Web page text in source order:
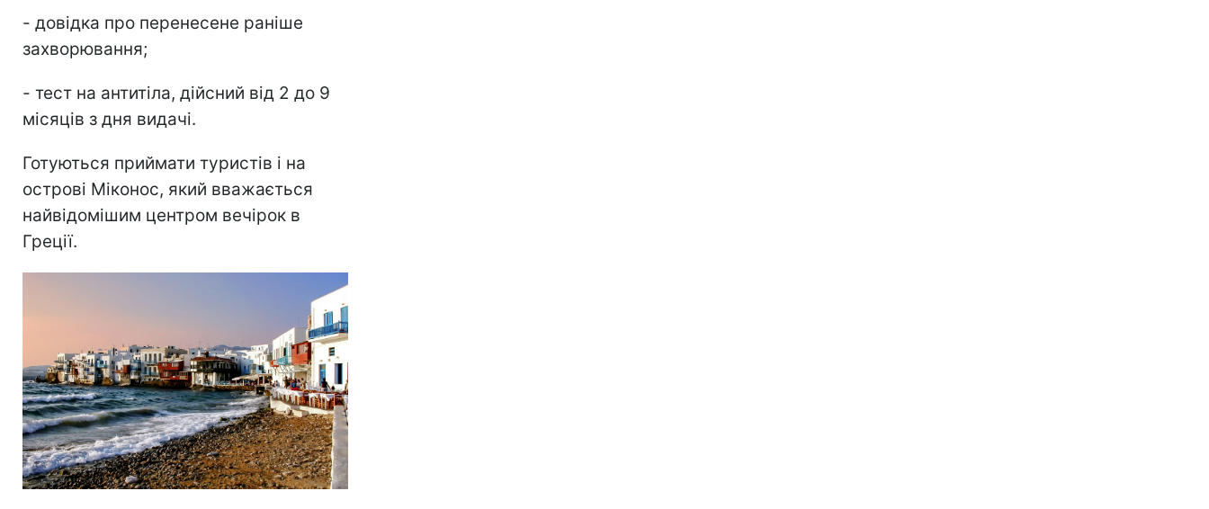
- довідка про перенесене раніше
захворювання;
- тест на антитіла, дійсний від 2 до 9
місяців з дня видачі.
Готуються приймати туристів і на
острові Міконос, який вважається
найвідомішим центром вечірок в
Греції.